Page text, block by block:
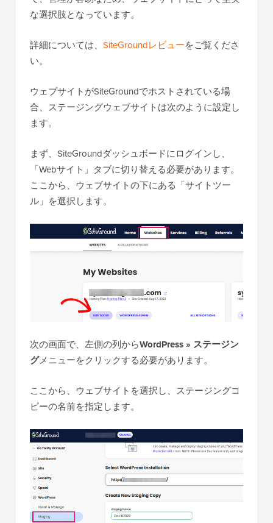
な選択肢となっています。
詳細については、 SiteGroundレビューをご覧くださ
い。
ウェブサイトがSiteGroundでホストされている場
合、ステージングウェブサイトは次のように設定し
ます。
まず、SiteGroundダッシュボードにログインし、
「Webサイト」タブに切り替える必要があります。
ここから、ウェブサイトの下にある「サイトツー
ル」を選択します。
次の画面で、左側の列からWordPress » ステージン
グメニューをクリックする必要があります。
ここから、ウェブサイトを選択し、ステージングコ
ピーの名前を指定します。